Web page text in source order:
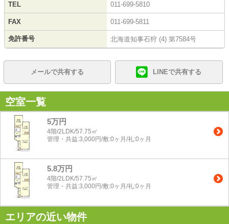
TEL 011-699-5810
FAX 011-699-5811
免許番号 北海道知事石狩 (4) 第7584号
メールで共有する LINEで共有する
空室一覧
5万円
4階/2LDK/57.75㎡
管理・共益:3,000円/敷:0ヶ月/礼:0ヶ月
5.8万円
4階/2LDK/57.75㎡
管理・共益:3,000円/敷:0ヶ月/礼:0ヶ月
エリアの近い物件